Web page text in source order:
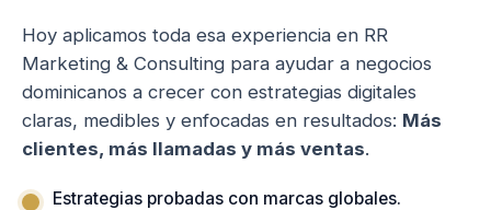
Hoy aplicamos toda esa experiencia en RR
Marketing & Consulting para ayudar a negocios
dominicanos a crecer con estrategias digitales
claras, medibles y enfocadas en resultados: Más
clientes, más llamadas y más ventas.
Estrategias probadas con marcas globales.